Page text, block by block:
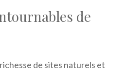
de
de sites naturels et